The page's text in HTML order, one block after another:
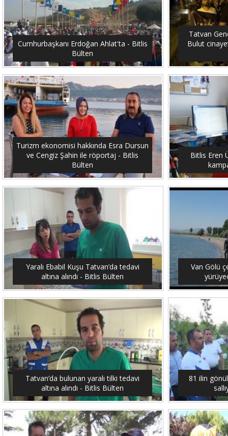
Cumhurbaşkanı Erdoğan Ahlat'ta - Bitlis
Bülten
Tatvan
Bulut
Turizm ekonomisi hakkında Esra Dursun
ve Cengiz Şahin ile röportaj - Bitlis
Bülten
Bitlis Eren
Yaralı Ebabil Kuşu Tatvan’da tedavi
altına alındı - Bitlis Bülten
Van Gölü
Tatvan’da bulunan yaralı tilki tedavi
altına alındı - Bitlis Bülten
81 ilin